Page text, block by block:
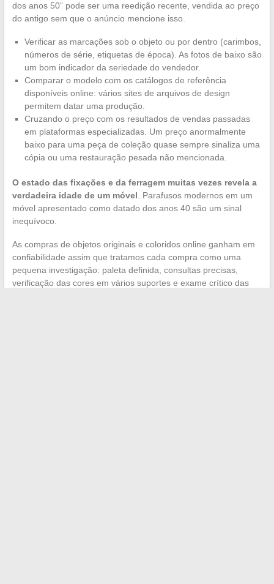
dos anos 50” pode ser uma reedição recente, vendida ao preço
do antigo sem que o anúncio mencione isso.
Verificar as marcações sob o objeto ou por dentro (carimbos,
números de série, etiquetas de época). As fotos de baixo são
um bom indicador da seriedade do vendedor.
Comparar o modelo com os catálogos de referência
disponíveis online: vários sites de arquivos de design
permitem datar uma produção.
Cruzando o preço com os resultados de vendas passadas
em plataformas especializadas. Um preço anormalmente
baixo para uma peça de coleção quase sempre sinaliza uma
cópia ou uma restauração pesada não mencionada.
O estado das fixações e da ferragem muitas vezes revela a
verdadeira idade de um móvel. Parafusos modernos em um
móvel apresentado como datado dos anos 40 são um sinal
inequívoco.
As compras de objetos originais e coloridos online ganham em
confiabilidade assim que tratamos cada compra como uma
pequena investigação: paleta definida, consultas precisas,
verificação das cores em vários suportes e exame crítico das